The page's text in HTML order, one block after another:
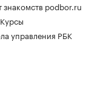
знакомств podbor.ru
управления РБК